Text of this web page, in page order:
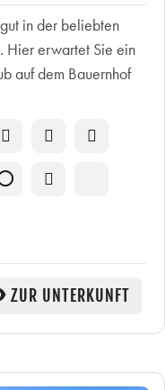
in der beliebten
Hier erwartet Sie ein
auf dem Bauernhof
ZUR UNTERKUNFT